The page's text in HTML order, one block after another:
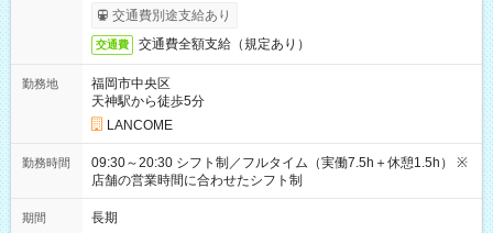
いOK（※上限、条件あり）
交通費別途支給あり
交通費 交通費全額支給（規定あり）
勤務地
福岡市中央区
天神駅から徒歩5分
LANCOME
勤務時間
09:30～20:30 シフト制／フルタイム（実働7.5h＋休憩1.5h） ※
店舗の営業時間に合わせたシフト制
期間 長期